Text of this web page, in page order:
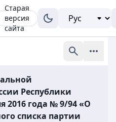
Старая
версия
сайта
Республики
2016 года № 9/94 «О
списка партии